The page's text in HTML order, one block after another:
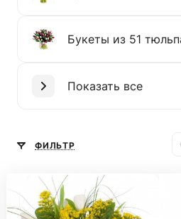
Букеты из 51
Показать все
ФИЛЬТР